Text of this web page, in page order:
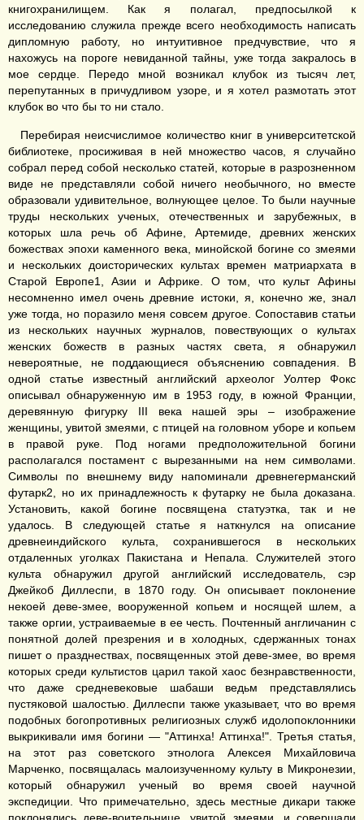
книгохранилищем. Как я полагал, предпосылкой к
исследованию служила прежде всего необходимость написать
дипломную работу, но интуитивное предчувствие, что я
нахожусь на пороге невиданной тайны, уже тогда закралось в
мое сердце. Передо мной возникал клубок из тысяч лет,
перепутанных в причудливом узоре, и я хотел размотать этот
клубок во что бы то ни стало.
Перебирая неисчислимое количество книг в университетской
библиотеке, просиживая в ней множество часов, я случайно
собрал перед собой несколько статей, которые в разрозненном
виде не представляли собой ничего необычного, но вместе
образовали удивительное, волнующее целое. То были научные
труды нескольких ученых, отечественных и зарубежных, в
которых шла речь об Афине, Артемиде, древних женских
божествах эпохи каменного века, минойской богине со змеями
и нескольких доисторических культах времен матриархата в
Старой Европе1, Азии и Африке. О том, что культ Афины
несомненно имел очень древние истоки, я, конечно же, знал
уже тогда, но поразило меня совсем другое. Сопоставив статьи
из нескольких научных журналов, повествующих о культах
женских божеств в разных частях света, я обнаружил
невероятные, не поддающиеся объяснению совпадения. В
одной статье известный английский археолог Уолтер Фокс
описывал обнаруженную им в 1953 году, в южной Франции,
деревянную фигурку III века нашей эры ‒ изображение
женщины, увитой змеями, с птицей на головном уборе и копьем
в правой руке. Под ногами предположительной богини
располагался постамент с вырезанными на нем символами.
Символы по внешнему виду напоминали древнегерманский
футарк2, но их принадлежность к футарку не была доказана.
Установить, какой богине посвящена статуэтка, так и не
удалось. В следующей статье я наткнулся на описание
древнеиндийского культа, сохранившегося в нескольких
отдаленных уголках Пакистана и Непала. Служителей этого
культа обнаружил другой английский исследователь, сэр
Джейкоб Диллеспи, в 1870 году. Он описывает поклонение
некоей деве-змее, вооруженной копьем и носящей шлем, а
также оргии, устраиваемые в ее честь. Почтенный англичанин с
понятной долей презрения и в холодных, сдержанных тонах
пишет о празднествах, посвященных этой деве-змее, во время
которых среди культистов царил такой хаос безнравственности,
что даже средневековые шабаши ведьм представлялись
пустяковой шалостью. Диллеспи также указывает, что во время
подобных богопротивных религиозных служб идолопоклонники
выкрикивали имя богини — "Аттинха! Аттинха!". Третья статья,
на этот раз советского этнолога Алексея Михайловича
Марченко, посвящалась малоизученному культу в Микронезии,
который обнаружил ученый во время своей научной
экспедиции. Что примечательно, здесь местные дикари также